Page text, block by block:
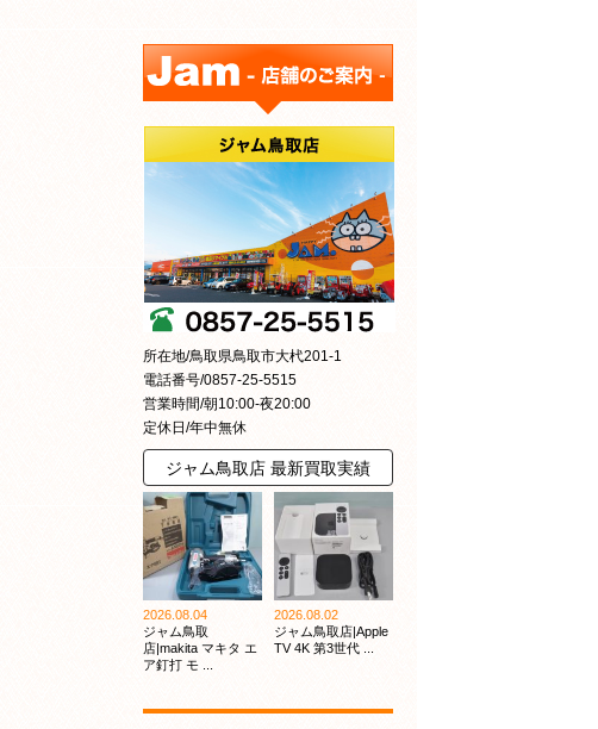
所在地/鳥取県鳥取市大杙201-1
電話番号/0857-25-5515
営業時間/朝10:00-夜20:00
定休日/年中無休
ジャム鳥取店 最新買取実績
2026.08.04
ジャム鳥取
店|makita マキタ エ
ア釘打 モ ...
2026.08.02
ジャム鳥取店|Apple
TV 4K 第3世代 ...